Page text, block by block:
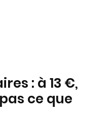
: à 13 €,
ce que